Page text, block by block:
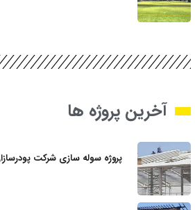
آخرین پروژه ها
پروژه سوله سازی شرکت